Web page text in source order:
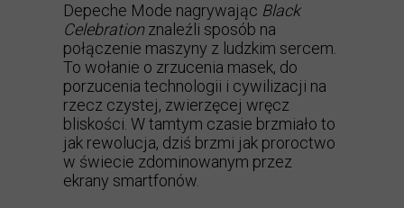
Depeche Mode nagrywając Black
Celebrationznaleźli sposób na
połączenie maszyny z ludzkim sercem.
To wołanie o zrzucenia masek, do
porzucenia technologii i cywilizacji na
rzecz czystej, zwierzęcej wręcz
bliskości. W tamtym czasie brzmiało to
jak rewolucja, dziś brzmi jak proroctwo
w świecie zdominowanym przez
ekrany smartfonów.